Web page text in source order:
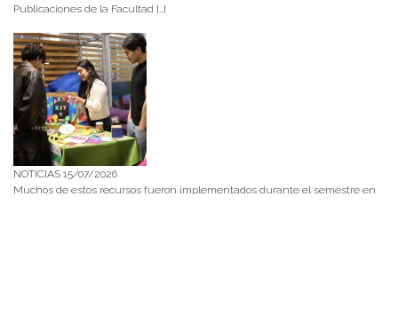
Publicaciones de la Facultad […]
NOTICIAS 15/07/2026
Muchos de estos recursos fueron implementados durante el semestre en